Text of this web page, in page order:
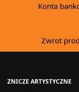
Konta
Zwrot
ZNICZE ARTYSTYCZNE